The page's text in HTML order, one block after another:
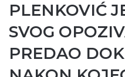
PLENKOVIĆ
SVOG
PREDAO